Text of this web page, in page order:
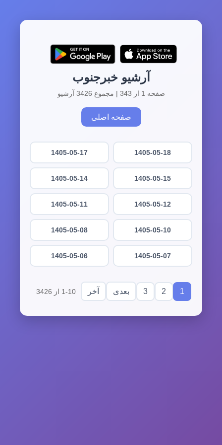
آرشیو خبرجنوب
صفحه 1 از 343 | مجموع 3426 آرشیو
صفحه اصلی
1405-05-18
1405-05-17
1405-05-15
1405-05-14
1405-05-12
1405-05-11
1405-05-10
1405-05-08
1405-05-07
1405-05-06
1
2
3 بعدی آخر 1-10 از 3426